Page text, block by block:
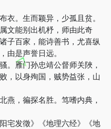
衣。生而颖异，少孤且贫。
文能别出机杼，师由此奇
子百家，能诗善书，尤喜纵
由是声誉日远。
。雁门孙忠靖公督师关陜，
，以身殉国，贼势益张，山
燕，徧探名胜。笃嗜内典，
宅发徵》《地理六经》《地